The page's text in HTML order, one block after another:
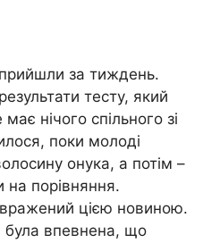
прийшли за тиждень.
тесту, який
нічого спільного зі
поки молоді
онука, а потім –
на порівняння.
цією новиною.
була впевнена, що